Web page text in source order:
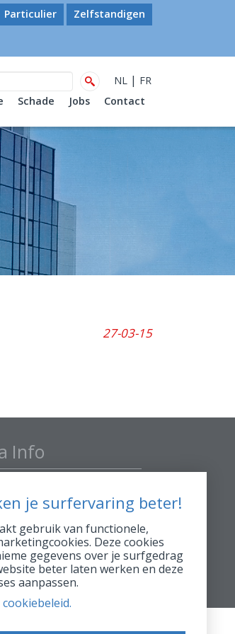
Particulier Zelfstandigen
NL | FR
Schade Jobs Contact
27-03-15
Info
gedragsregels
afspraak
je surfervaring beter!
gebruik van functionele,
Deze cookies
gegevens over je surfgedrag
beter laten werken en deze
aanpassen.